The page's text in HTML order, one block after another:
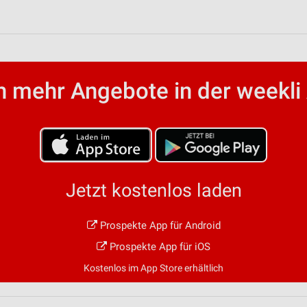
mehr Angebote in der weekli
Jetzt kostenlos laden
Prospekte App für Android
Prospekte App für iOS
Kostenlos im App Store erhältlich